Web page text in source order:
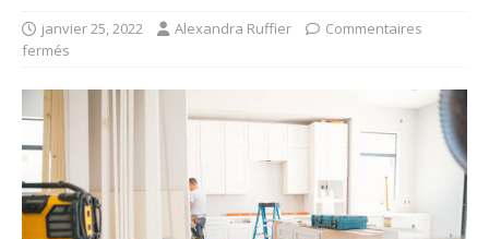
janvier 25, 2022 Alexandra Ruffier
Commentaires
fermés